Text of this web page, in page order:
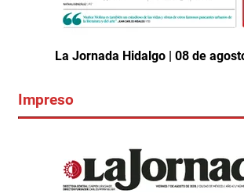
La Jornada Hidalgo | 08 de
Impreso